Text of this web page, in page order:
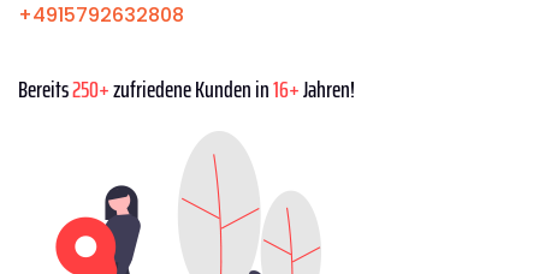
+4915792632808
Bereits250+zufriedene Kunden in16+Jahren!